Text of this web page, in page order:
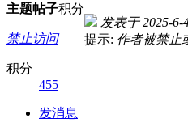
主题帖子积分
禁止访问
积分
455
发消息
发表于 2025-6-
提示: 作者被禁止